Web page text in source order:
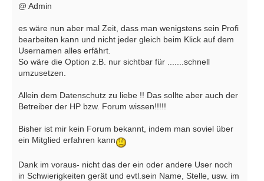
@ Admin
es wäre nun aber mal Zeit, dass man wenigstens sein Profi
bearbeiten kann und nicht jeder gleich beim Klick auf dem
Usernamen alles erfährt.
So wäre die Option z.B. nur sichtbar für .......schnell
umzusetzen.
Allein dem Datenschutz zu liebe !! Das sollte aber auch der
Betreiber der HP bzw. Forum wissen!!!!!
Bisher ist mir kein Forum bekannt, indem man soviel über
ein Mitglied erfahren kann
Dank im voraus- nicht das der ein oder andere User noch
in Schwierigkeiten gerät und evtl.sein Name, Stelle, usw. im